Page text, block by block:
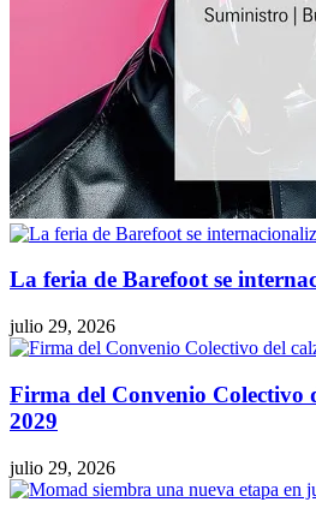
La feria de Barefoot se
julio 29, 2026
Firma del Convenio Colectivo
2029
julio 29, 2026